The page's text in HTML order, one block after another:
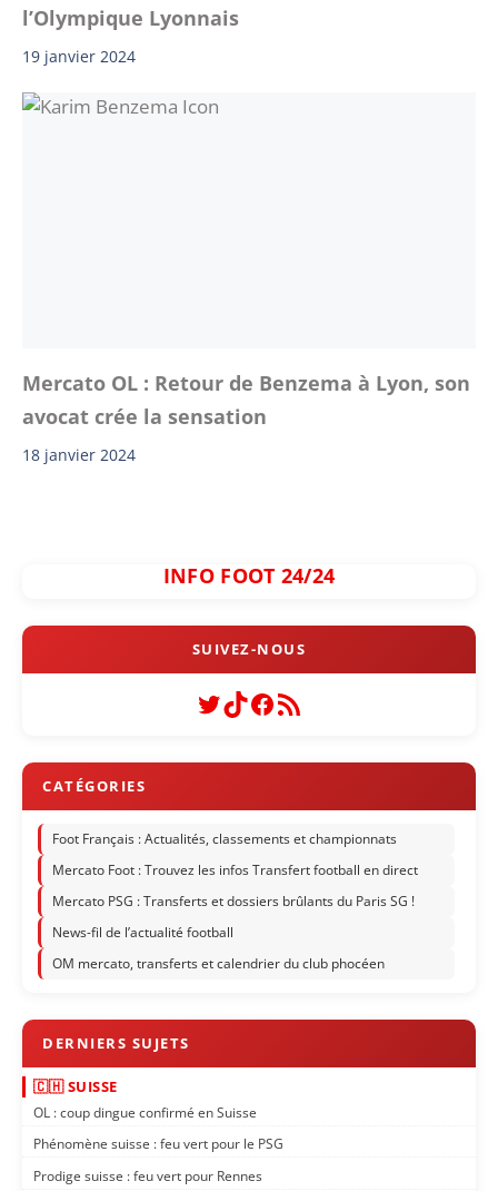
l’Olympique Lyonnais
19 janvier 2024
Mercato OL : Retour de Benzema à Lyon, son
avocat crée la sensation
18 janvier 2024
INFO FOOT 24/24
Twitter
TikTok
Facebook
Flux RSS
Foot Français : Actualités, classements et championnats
Mercato Foot : Trouvez les infos Transfert football en direct
Mercato PSG : Transferts et dossiers brûlants du Paris SG !
News-fil de l’actualité football
OM mercato, transferts et calendrier du club phocéen
🇨🇭 SUISSE
OL : coup dingue confirmé en Suisse
Phénomène suisse : feu vert pour le PSG
Prodige suisse : feu vert pour Rennes